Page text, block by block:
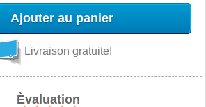
Ajouter au panier
Livraison gratuite!
Èvaluation